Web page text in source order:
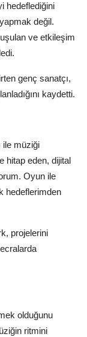
hedeflediğini
değil.
ve etkileşim
genç sanatçı,
kaydetti.
ile müziği
hitap eden, dijital
Oyun ile
hedeflerimden
projelerini
olduğunu
ritmini